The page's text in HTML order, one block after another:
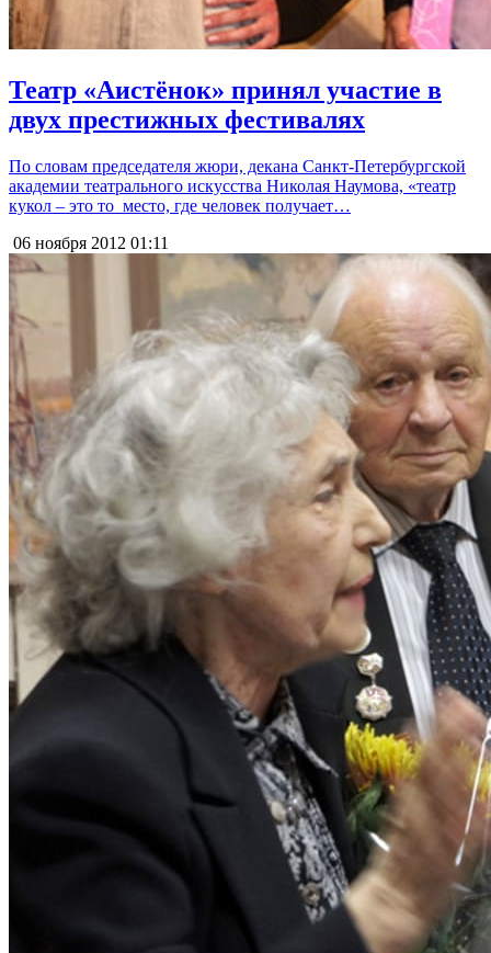
Театр «Аистёнок» принял участие в
двух престижных фестивалях
По словам председателя жюри, декана Санкт-Петербургской
академии театрального искусства Николая Наумова, «театр
кукол – это то место, где человек получает…
06 ноября 2012 01:11